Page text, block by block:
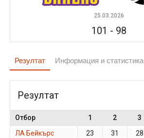
25.03.2026
101 - 98
Резултат Информация и статистика
Резултат
Отбор 1 2 3
ЛА Бейкърс
23 31 28